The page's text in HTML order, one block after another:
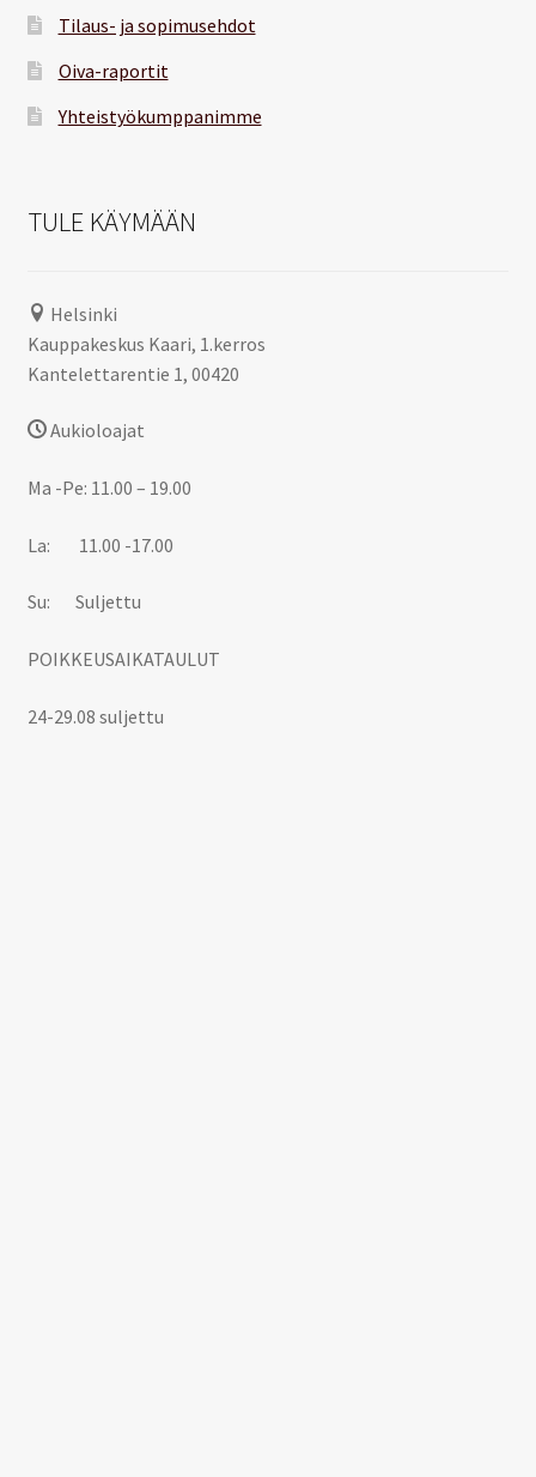
Tilaus- ja sopimusehdot
Oiva-raportit
Yhteistyökumppanimme
TULE KÄYMÄÄN
Helsinki
Kauppakeskus Kaari, 1.kerros
Kantelettarentie 1, 00420
Aukioloajat
Ma -Pe: 11.00 – 19.00
La: 11.00 -17.00
Su: Suljettu
POIKKEUSAIKATAULUT
24-29.08 suljettu